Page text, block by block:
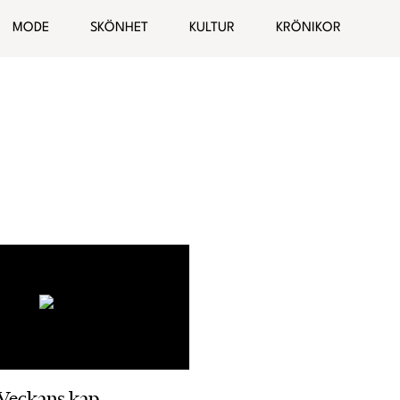
MODE SKÖNHET KULTUR KRÖNIKOR